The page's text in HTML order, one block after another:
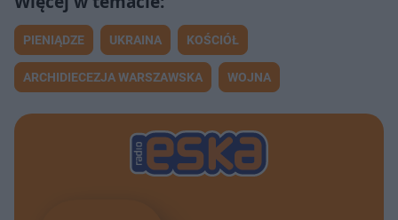
PIENIĄDZE UKRAINA KOŚCIÓŁ
ARCHIDIECEZJA WARSZAWSKA WOJNA